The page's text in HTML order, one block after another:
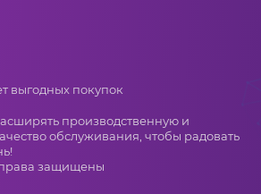
выгодных покупок
производственную и
обслуживания, чтобы радовать
права защищены